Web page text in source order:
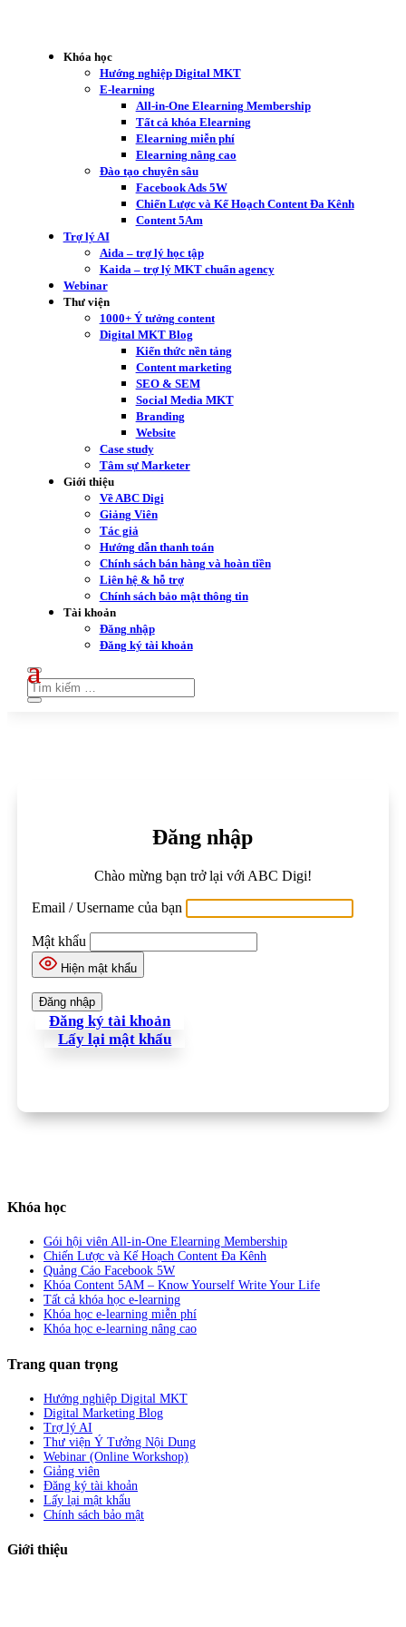
Khóa học
Hướng nghiệp Digital MKT
E-learning
All-in-One Elearning Membership
Tất cả khóa Elearning
Elearning miễn phí
Elearning nâng cao
Đào tạo chuyên sâu
Facebook Ads 5W
Chiến Lược và Kế Hoạch Content Đa Kênh
Content 5Am
Trợ lý AI
Aida – trợ lý học tập
Kaida – trợ lý MKT chuẩn agency
Webinar
Thư viện
1000+ Ý tưởng content
Digital MKT Blog
Kiến thức nền tảng
Content marketing
SEO & SEM
Social Media MKT
Branding
Website
Case study
Tâm sự Marketer
Giới thiệu
Về ABC Digi
Giảng Viên
Tác giả
Hướng dẫn thanh toán
Chính sách bán hàng và hoàn tiền
Liên hệ & hỗ trợ
Chính sách bảo mật thông tin
Tài khoản
Đăng nhập
Đăng ký tài khoản
Đăng nhập
Chào mừng bạn trở lại với ABC Digi!
Email / Username của bạn
Mật khẩu
Hiện mật khẩu
Đăng ký tài khoản
Lấy lại mật khẩu
Khóa học
Gói hội viên All-in-One Elearning Membership
Chiến Lược và Kế Hoạch Content Đa Kênh
Quảng Cáo Facebook 5W
Khóa Content 5AM – Know Yourself Write Your Life
Tất cả khóa học e-learning
Khóa học e-learning miễn phí
Khóa học e-learning nâng cao
Trang quan trọng
Hướng nghiệp Digital MKT
Digital Marketing Blog
Trợ lý AI
Thư viện Ý Tưởng Nội Dung
Webinar (Online Workshop)
Giảng viên
Đăng ký tài khoản
Lấy lại mật khẩu
Chính sách bảo mật
Giới thiệu